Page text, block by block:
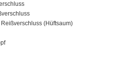
(Hüftsaum)